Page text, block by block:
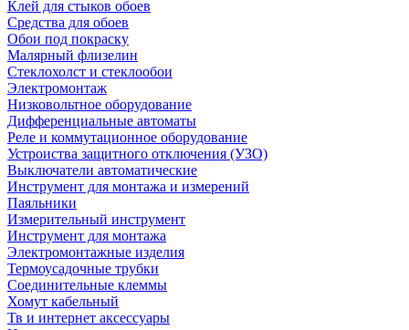
Клей для стыков обоев
Средства для обоев
Обои под покраску
Малярный флизелин
Стеклохолст и стеклообои
Электромонтаж
Низковольтное оборудование
Дифференциальные автоматы
Реле и коммутационное оборудование
Устроиства защитного отключения (УЗО)
Выключатели автоматические
Инструмент для монтажа и измерений
Паяльники
Измерительный инструмент
Инструмент для монтажа
Электромонтажные изделия
Термоусадочные трубки
Соединительные клеммы
Хомут кабельный
Тв и интернет аксессуары